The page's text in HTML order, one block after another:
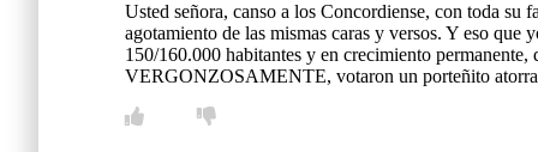
Usted señora, canso a los Concordiense, con toda
agotamiento de las mismas caras y versos. Y eso
150/160.000 habitantes y en crecimiento
VERGONZOSAMENTE, votaron un porteñito